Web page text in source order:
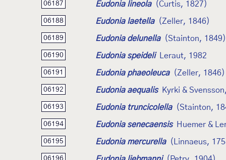
06187 Eudonia lineola (Curtis, 1827)
06188 Eudonia laetella (Zeller, 1846)
06189 Eudonia delunella (Stainton, 1849)
06190 Eudonia speideli Leraut, 1982
06191 Eudonia phaeoleuca (Zeller, 1846)
06192 Eudonia aequalis Kyrki &
06193 Eudonia truncicolella (Stainton,
06194 Eudonia senecaensis Huemer &
06195 Eudonia mercurella (Linnaeus,